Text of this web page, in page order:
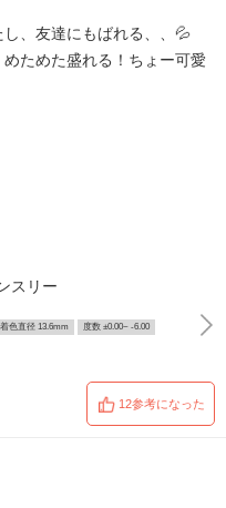
、友達にもばれる、、💦
ためた盛れる！ちょー可愛
スリー
着色直径 13.6mm 度数 ±0.00~ -6.00
12参考になった